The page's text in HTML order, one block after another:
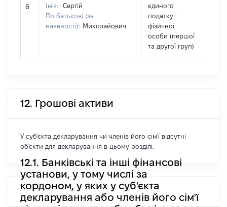
6
Ім'я:
Сергій
По батькові (за
наявності): Миколайович
єдиного
податку -
фізичної
особи (першої
та другої груп)
12. Грошові активи
У суб'єкта декларування чи членів його сім'ї відсутні
об'єкти для декларування в цьому розділі.
12.1. Банківські та інші фінансові
установи, у тому числі за
кордоном, у яких у суб'єкта
декларування або членів його сім'ї